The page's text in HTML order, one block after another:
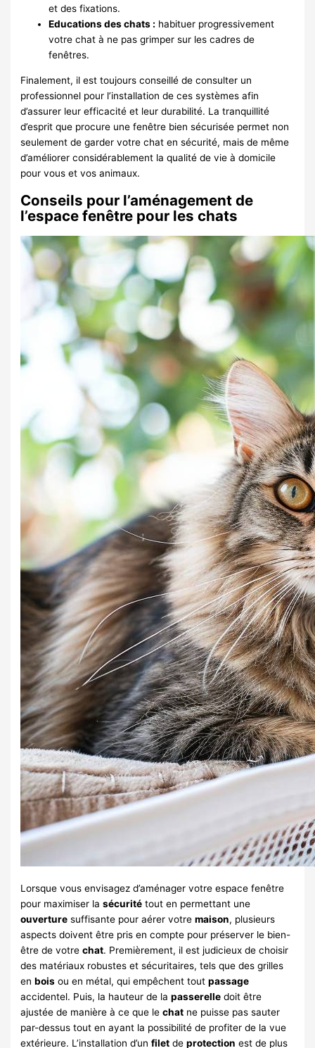
et des fixations.
Educations des chats : habituer progressivement
votre chat à ne pas grimper sur les cadres de
fenêtres.
Finalement, il est toujours conseillé de consulter un
professionnel pour l’installation de ces systèmes afin
d’assurer leur efficacité et leur durabilité. La tranquillité
d’esprit que procure une fenêtre bien sécurisée permet non
seulement de garder votre chat en sécurité, mais de même
d’améliorer considérablement la qualité de vie à domicile
pour vous et vos animaux.
Conseils pour l’aménagement de
l’espace fenêtre pour les chats
Lorsque vous envisagez d’aménager votre espace fenêtre
pour maximiser lasécurité tout en permettant une
ouverture suffisante pour aérer votremaison, plusieurs
aspects doivent être pris en compte pour préserver le bien-
être de votrechat. Premièrement, il est judicieux de choisir
des matériaux robustes et sécuritaires, tels que des grilles
enbois ou en métal, qui empêchent toutpassage
accidentel. Puis, la hauteur de lapasserelle doit être
ajustée de manière à ce que lechat ne puisse pas sauter
par-dessus tout en ayant la possibilité de profiter de la vue
extérieure. L’installation d’unfilet deprotection est de plus